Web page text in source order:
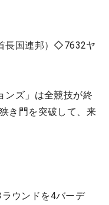
長国連邦）◇7632ヤ
ンズ」は全競技が終
き門を突破して、来
ウンドを4バーデ